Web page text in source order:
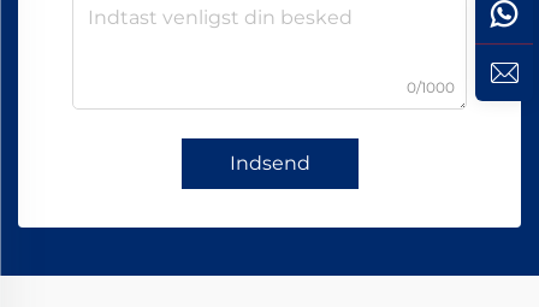
0/1000
Indsend